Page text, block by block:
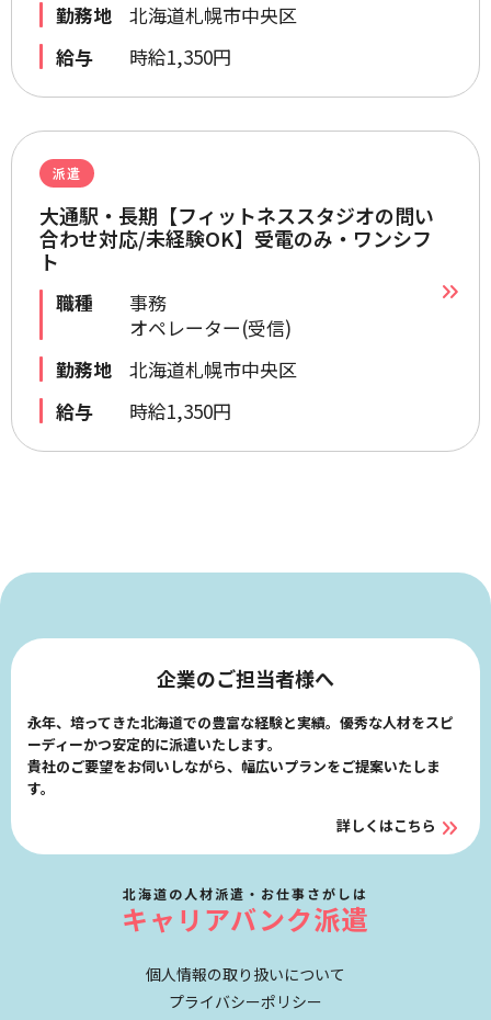
勤務地
北海道札幌市中央区
給与
時給1,350円
派遣
大通駅・長期【フィットネススタジオの問い
合わせ対応/未経験OK】受電のみ・ワンシフ
ト
職種
事務
オペレーター(受信)
勤務地
北海道札幌市中央区
給与
時給1,350円
企業のご担当者様へ
永年、培ってきた北海道での豊富な経験と実績。優秀な人材をスピ
ーディーかつ安定的に派遣いたします。
貴社のご要望をお伺いしながら、幅広いプランをご提案いたしま
す。
詳しくはこちら
北海道の人材派遣・お仕事さがしは
キャリアバンク派遣
個人情報の取り扱いについて
プライバシーポリシー